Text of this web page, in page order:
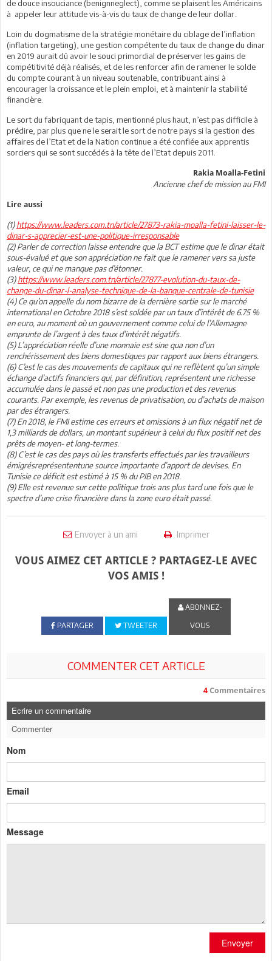
de douce insouciance (benignneglect), comme se plaisent les Américains
à appeler leur attitude vis-à-vis du taux de change de leur dollar.
Loin du dogmatisme de la stratégie monétaire du ciblage de l’inflation
(inflation targeting), une gestion compétente du taux de change du dinar
en 2019 aurait dû avoir le souci primordial de préserver les gains de
compétitivité déjà réalisés, et de les renforcer afin de ramener le solde
du compte courant à un niveau soutenable, contribuant ainsi à
encourager la croissance et le plein emploi, et à maintenir la stabilité
financière.
Le sort du fabriquant de tapis, mentionné plus haut, n’est pas difficile à
prédire, par plus que ne le serait le sort de notre pays si la gestion des
affaires de l’Etat et de la Nation continue a été confiée aux apprentis
sorciers qui se sont succédés à la tête de l’Etat depuis 2011.
Rakia Moalla-Fetini
Ancienne chef de mission au FMI
Lire aussi
(1)https://www.leaders.com.tn/article/27873-rakia-moalla-fetini-laisser-le-
dinar-s-apprecier-est-une-politique-irresponsable
(2) Parler de correction laisse entendre que la BCT estime que le dinar était
sous-évalué et que son appréciation ne fait que le ramener vers sa juste
valeur, ce qui ne manque pas d’étonner.
(3)https://www.leaders.com.tn/article/27877-evolution-du-taux-de-
change-du-dinar-l-analyse-technique-de-la-banque-centrale-de-tunisie
(4) Ce qu’on appelle du nom bizarre de la dernière sortie sur le marché
international en Octobre 2018 s’est soldée par un taux d’intérêt de 6.75 %
en euro, au moment où un gouvernement comme celui de l’Allemagne
emprunte de l’argent à des taux d’intérêt négatifs.
(5) L’appréciation réelle d’une monnaie est sine qua non d’un
renchérissement des biens domestiques par rapport aux biens étrangers.
(6) C’est le cas des mouvements de capitaux qui ne reflètent qu’un simple
échange d’actifs financiers qui, par définition, représentent une richesse
accumulée dans le passé et non pas une production et des revenus
courants. Par exemple, les revenus de privatisation, ou d’achats de maison
par des étrangers.
(7) En 2018, le FMI estime ces erreurs et omissions à un flux négatif net de
1,3 milliards de dollars, un montant supérieur à celui du flux positif net des
prêts de moyen- et long-termes.
(8) C’est le cas des pays où les transferts effectués par les travailleurs
émigrésreprésententune source importante d’apport de devises. En
Tunisie ce déficit est estimé à 15 % du PIB en 2018.
(9) Elle est revenue sur cette politique trois ans plus tard une fois que le
spectre d’une crise financière dans la zone euro était passé.
Envoyer à un ami Imprimer
VOUS AIMEZ CET ARTICLE ? PARTAGEZ-LE AVEC
VOS AMIS !
PARTAGER TWEETER
ABONNEZ-
VOUS
COMMENTER CET ARTICLE
4 Commentaires
Ecrire un commentaire
Commenter
Nom
Email
Message
Envoyer